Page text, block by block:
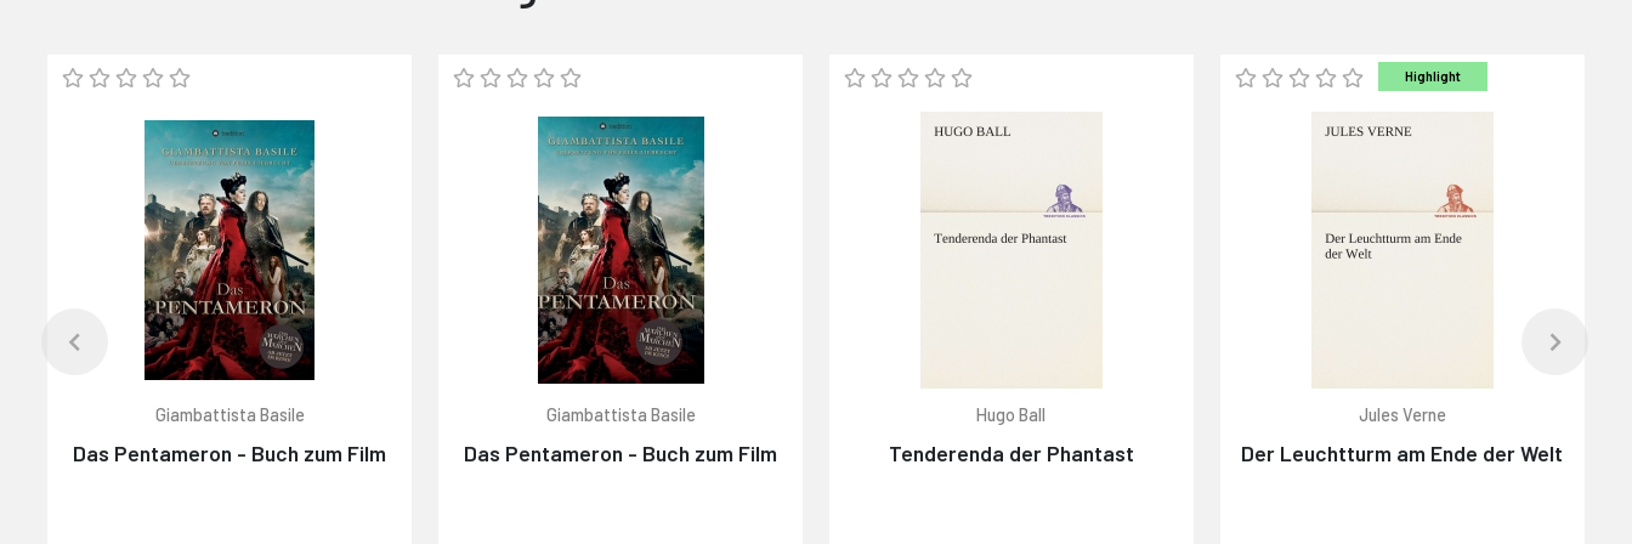
Giambattista Basile
Das Pentameron - Buch zum Film
Giambattista Basile
Das Pentameron - Buch zum Film
Hugo Ball
Tenderenda der Phantast
Highlight
Jules Verne
Der Leuchtturm am Ende der Welt